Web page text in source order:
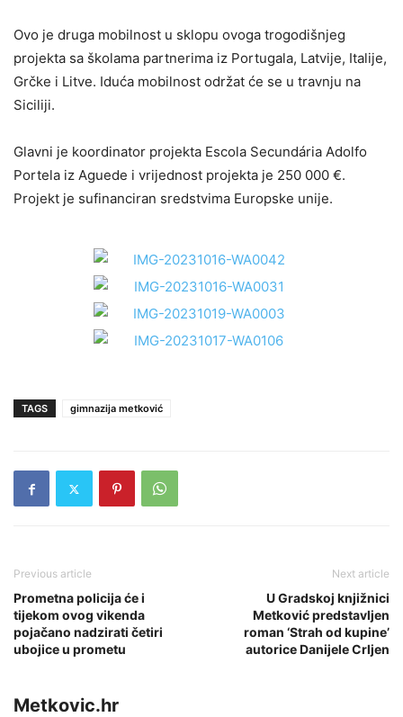
Ovo je druga mobilnost u sklopu ovoga trogodišnjeg
projekta sa školama partnerima iz Portugala, Latvije, Italije,
Grčke i Litve. Iduća mobilnost održat će se u travnju na
Siciliji.
Glavni je koordinator projekta Escola Secundária Adolfo
Portela iz Aguede i vrijednost projekta je 250 000 €.
Projekt je sufinanciran sredstvima Europske unije.
TAGS gimnazija metković
Previous article
Prometna policija će i
tijekom ovog vikenda
pojačano nadzirati četiri
ubojice u prometu
Next article
U Gradskoj knjižnici
Metković predstavljen
roman ‘Strah od kupine’
autorice Danijele Crljen
Metkovic.hr